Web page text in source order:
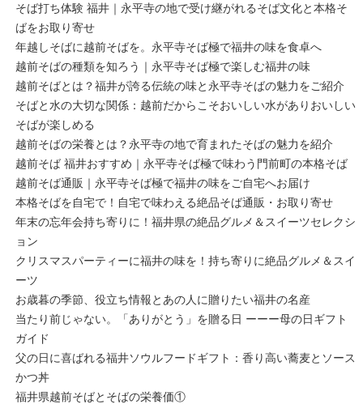
そば打ち体験 福井｜永平寺の地で受け継がれるそば文化と本格そ
ばをお取り寄せ
年越しそばに越前そばを。永平寺そば極で福井の味を食卓へ
越前そばの種類を知ろう｜永平寺そば極で楽しむ福井の味
越前そばとは？福井が誇る伝統の味と永平寺そばの魅力をご紹介
そばと水の大切な関係：越前だからこそおいしい水がありおいしい
そばが楽しめる
越前そばの栄養とは？永平寺の地で育まれたそばの魅力を紹介
越前そば 福井おすすめ｜永平寺そば極で味わう門前町の本格そば
越前そば通販｜永平寺そば極で福井の味をご自宅へお届け
本格そばを自宅で！自宅で味わえる絶品そば通販・お取り寄せ
年末の忘年会持ち寄りに！福井県の絶品グルメ＆スイーツセレクシ
ョン
クリスマスパーティーに福井の味を！持ち寄りに絶品グルメ＆スイ
ーツ
お歳暮の季節、役立ち情報とあの人に贈りたい福井の名産
当たり前じゃない。「ありがとう」を贈る日 ーーー母の日ギフト
ガイド
父の日に喜ばれる福井ソウルフードギフト：香り高い蕎麦とソース
かつ丼
福井県越前そばとそばの栄養価①